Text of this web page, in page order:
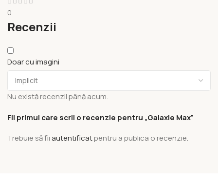
0
Recenzii
Doar cu imagini
Nu există recenzii până acum.
Fii primul care scrii o recenzie pentru „Galaxie Max”
Trebuie să fiiautentificatpentru a publica o recenzie.